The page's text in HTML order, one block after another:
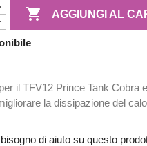
 AGGIUNGI AL
il TFV12 Prince Tank
la dissipazione del
di aiuto su questo